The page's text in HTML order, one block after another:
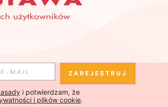
ZAREJESTRUJ
i potwierdzam, że
i plików cookie.